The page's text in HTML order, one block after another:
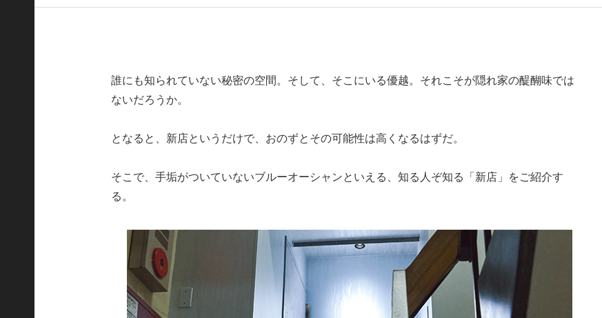
誰にも知られていない秘密の空間。そして、そこにいる優越。それこそが隠れ家の醍醐味では
ないだろうか。
となると、新店というだけで、おのずとその可能性は高くなるはずだ。
そこで、手垢がついていないブルーオーシャンといえる、知る人ぞ知る「新店」をご紹介す
る。